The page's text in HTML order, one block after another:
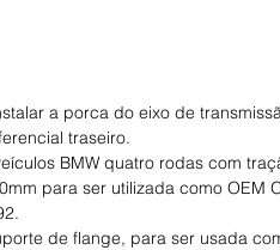
a porca do eixo de
traseiro.
BMW quatro rodas com
para ser utilizada como OEM
de flange, para ser usada